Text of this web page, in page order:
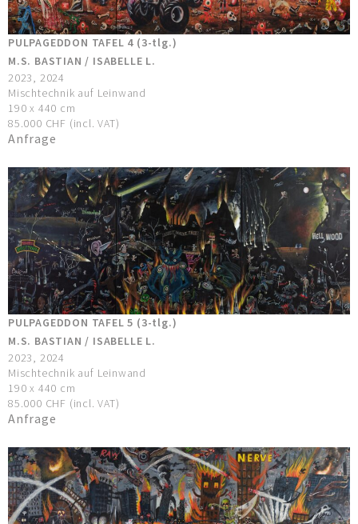
PULPAGEDDON TAFEL 4 (3-tlg.)
M.S. BASTIAN / ISABELLE L.
2023, 2024
Mischtechnik auf Leinwand
190 x 440 cm
85.000 CHF (incl. VAT)
Anfrage
PULPAGEDDON TAFEL 5 (3-tlg.)
M.S. BASTIAN / ISABELLE L.
2023, 2024
Mischtechnik auf Leinwand
190 x 440 cm
85.000 CHF (incl. VAT)
Anfrage